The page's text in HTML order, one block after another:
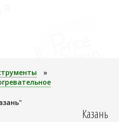
»
Казань